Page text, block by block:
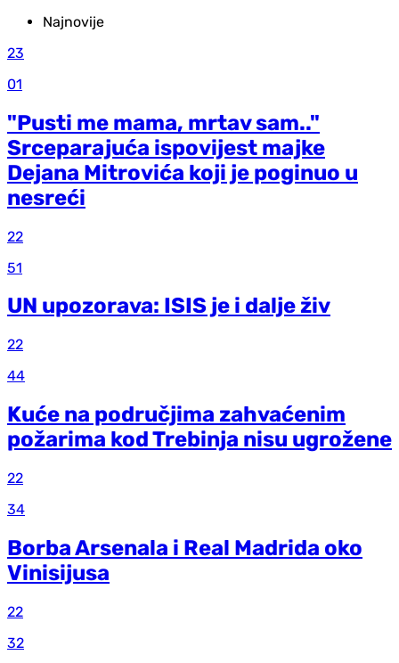
Najnovije
23
01
"Pusti me mama, mrtav sam.."
Srceparajuća ispovijest majke
Dejana Mitrovića koji je poginuo u
nesreći
22
51
UN upozorava: ISIS je i dalje živ
22
44
Kuće na područjima zahvaćenim
požarima kod Trebinja nisu ugrožene
22
34
Borba Arsenala i Real Madrida oko
Vinisijusa
22
32